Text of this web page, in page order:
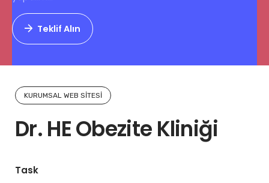
Teklif Alın
KURUMSAL WEB SITESI
Dr. HE Obezite Kliniği
Task